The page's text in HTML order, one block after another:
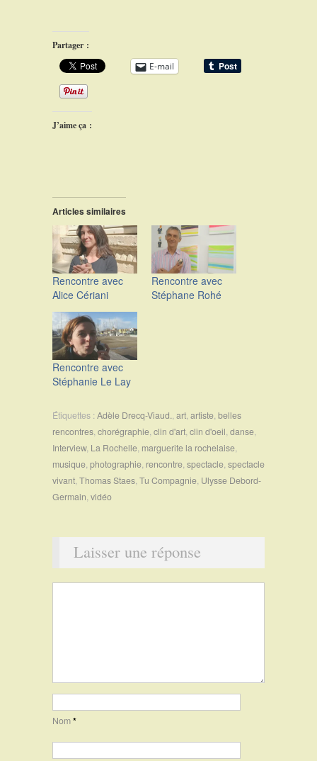
Partager :
E-mail
J’aime ça :
Articles similaires
Rencontre avec
Alice Cériani
Rencontre avec
Stéphane Rohé
Rencontre avec
Stéphanie Le Lay
Étiquettes :Adèle Drecq-Viaud.,art,artiste,belles
rencontres,chorégraphie,clin d'art,clin d'oeil,danse,
Interview, La Rochelle, marguerite la rochelaise,
musique,photographie, rencontre,spectacle,spectacle
vivant,Thomas Staes,Tu Compagnie, Ulysse Debord-
Germain,vidéo
Laisser une réponse
Nom*